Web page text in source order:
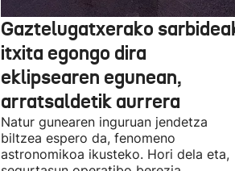
Gaztelugatxerako
itxita egongo dira
eklipsearen egunean,
arratsaldetik aurrera
Natur gunearen inguruan jendetza
biltzea espero da, fenomeno
astronomikoa ikusteko. Hori dela eta,